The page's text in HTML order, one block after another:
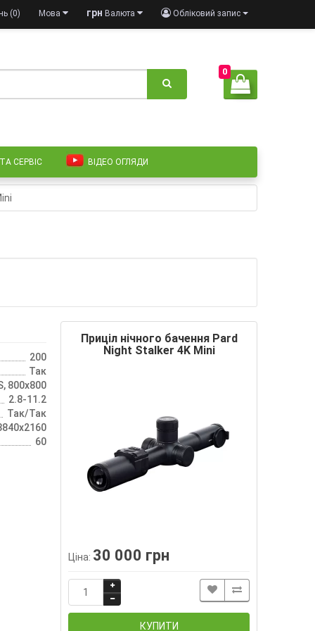
Обліковий запис
грн Валюта
Мова
(0)
0
СЕРВІС ВІДЕО ОГЛЯДИ
200
Так
800х800
2.8-11.2
Так/Так
60
Приціл нічного бачення Pard
Night Stalker 4K Mini
Ціна: 30 000 грн
КУПИТИ